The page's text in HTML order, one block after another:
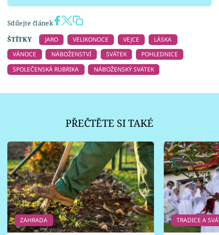
Sdílejte článek
ŠTÍTKY
JARO VELIKONOCE VEJCE
LÁSKA
VÁNOCE
NÁBOŽENSTVÍ SVÁTEK
POHLEDNICE
SPOLEČENSKÁ RUBRIKA
NÁBOŽENSKÝ SVÁTEK
PŘEČTĚTE SI TAKÉ
ZAHRADA TRADICE A